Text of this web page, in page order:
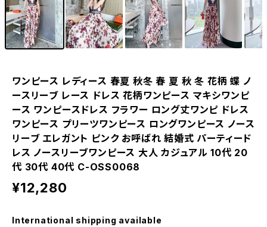
ワンピース レディース 春夏 秋冬 春 夏 秋 冬 花柄 蝶 ノ
ースリーブ レース ドレス 花柄ワンピース マキシワンピ
ース ワンピースドレス フラワー ロング丈ワンピ ドレス
ワンピース プリーツワンピース ロングワンピース ノース
リーブ エレガント ピンク お呼ばれ 結婚式 パーティード
レス ノースリーブワンピース 大人 カジュアル 10代 20
代 30代 40代 C-OSS0068
¥12,280
International shipping available